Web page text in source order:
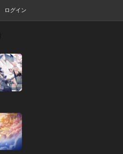
ログイン